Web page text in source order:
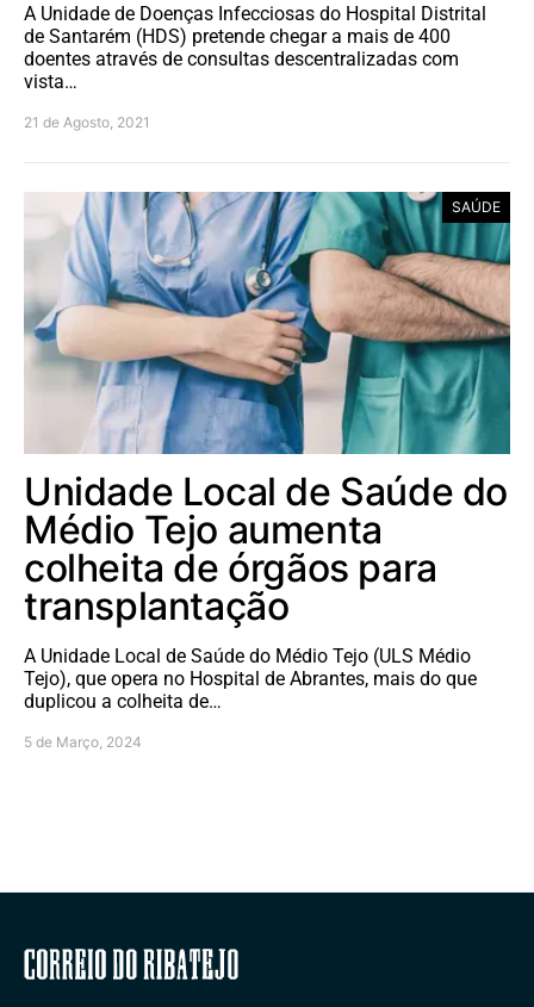
A Unidade de Doenças Infecciosas do Hospital Distrital
de Santarém (HDS) pretende chegar a mais de 400
doentes através de consultas descentralizadas com
vista…
21 de Agosto, 2021
SAÚDE
Unidade Local de Saúde do
Médio Tejo aumenta
colheita de órgãos para
transplantação
A Unidade Local de Saúde do Médio Tejo (ULS Médio
Tejo), que opera no Hospital de Abrantes, mais do que
duplicou a colheita de…
5 de Março, 2024
Correio do Ribatejo